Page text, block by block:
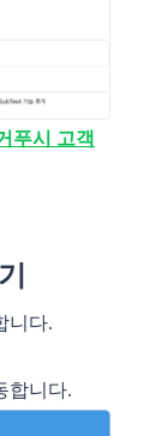
푸시 고객
니다.
합니다.